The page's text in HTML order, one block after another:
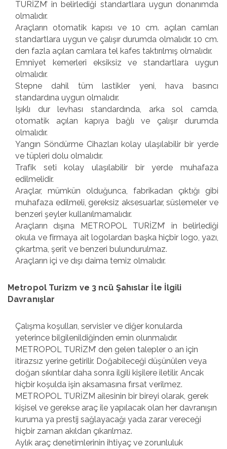
TURİZM’ in belirlediği standartlara uygun donanımda
olmalıdır.
Araçların otomatik kapısı ve 10 cm. açılan camları
standartlara uygun ve çalışır durumda olmalıdır. 10 cm.
den fazla açılan camlara tel kafes taktırılmış olmalıdır.
Emniyet kemerleri eksiksiz ve standartlara uygun
olmalıdır.
Stepne dahil tüm lastikler yeni, hava basıncı
standardına uygun olmalıdır.
Işıklı dur levhası standardında, arka sol camda,
otomatik açılan kapıya bağlı ve çalışır durumda
olmalıdır.
Yangın Söndürme Cihazları kolay ulaşılabilir bir yerde
ve tüpleri dolu olmalıdır.
Trafik seti kolay ulaşılabilir bir yerde muhafaza
edilmelidir.
Araçlar, mümkün olduğunca, fabrikadan çıktığı gibi
muhafaza edilmeli, gereksiz aksesuarlar, süslemeler ve
benzeri şeyler kullanılmamalıdır.
Araçların dışına METROPOL TURİZM’ in belirlediği
okula ve firmaya ait logolardan başka hiçbir logo, yazı,
çıkartma, şerit ve benzeri bulundurulmaz.
Araçların içi ve dışı daima temiz olmalıdır.
Metropol Turizm ve 3 ncü Şahıslar İle İlgili
Davranışlar
Çalışma koşulları, servisler ve diğer konularda
yeterince bilgilenildiğinden emin olunmalıdır.
METROPOL TURİZM’ den gelen talepler o an için
itirazsız yerine getirilir. Doğabileceği düşünülen veya
doğan sıkıntılar daha sonra ilgili kişilere iletilir. Ancak
hiçbir koşulda işin aksamasına fırsat verilmez.
METROPOL TURİZM ailesinin bir bireyi olarak, gerek
kişisel ve gerekse araç ile yapılacak olan her davranışın
kuruma ya prestij sağlayacağı yada zarar vereceği
hiçbir zaman akıldan çıkarılmaz.
Aylık araç denetimlerinin ihtiyaç ve zorunluluk